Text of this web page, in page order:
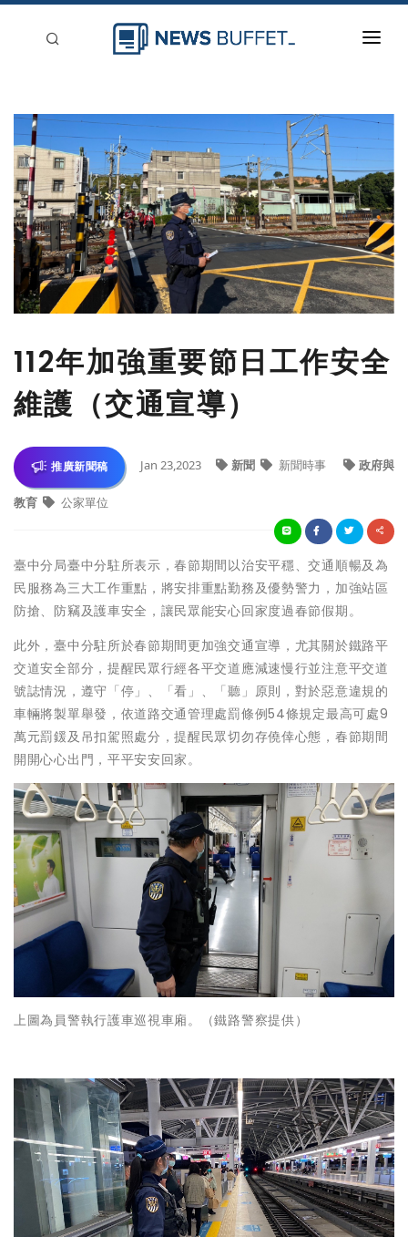
新聞稿分類
登入
刊登
112年加強重要節日工作安全
維護（交通宣導）
推廣新聞稿 Jan 23,2023 新聞 新聞時事 政府與
教育 公家單位
臺中分局臺中分駐所表示，春節期間以治安平穩、交通順暢及為
民服務為三大工作重點，將安排重點勤務及優勢警力，加強站區
防搶、防竊及護車安全，讓民眾能安心回家度過春節假期。
此外，臺中分駐所於春節期間更加強交通宣導，尤其關於鐵路平
交道安全部分，提醒民眾行經各平交道應減速慢行並注意平交道
號誌情況，遵守「停」、「看」、「聽」原則，對於惡意違規的
車輛將製單舉發，依道路交通管理處罰條例54條規定最高可處9
萬元罰鍰及吊扣駕照處分，提醒民眾切勿存僥倖心態，春節期間
開開心心出門，平平安安回家。
上圖為員警執行護車巡視車廂。（鐵路警察提供）